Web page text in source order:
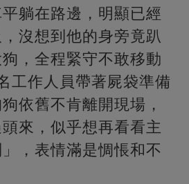
躺在路邊，明顯已經
沒想到他的身旁竟趴
，全程緊守不敢移動
工作人員帶著屍袋準備
依舊不肯離開現場，
來，似乎想再看看主
，表情滿是惆悵和不